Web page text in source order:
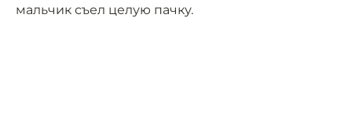
мальчик съел целую пачку.